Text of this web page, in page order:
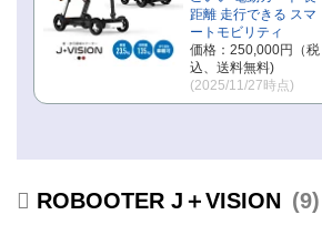
距離 走行できる スマ
ートモビリティ
価格：250,000円（税
込、送料無料)
(2025/11/27時点)
ROBOOTER J＋VISION 9